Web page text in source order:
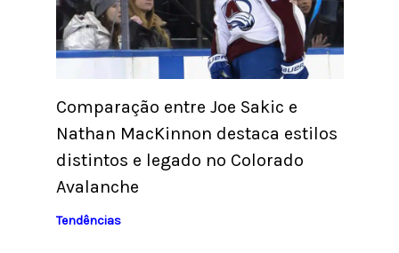
Comparação entre Joe Sakic e
Nathan MacKinnon destaca estilos
distintos e legado no Colorado
Avalanche
Tendências